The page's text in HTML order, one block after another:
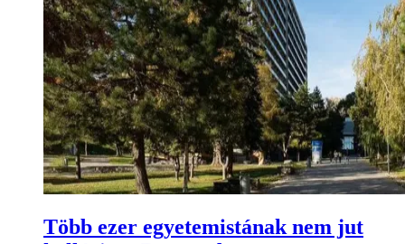
Több ezer egyetemistának nem jut